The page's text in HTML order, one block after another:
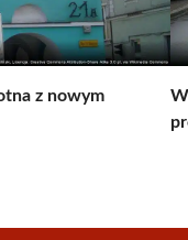
z nowym